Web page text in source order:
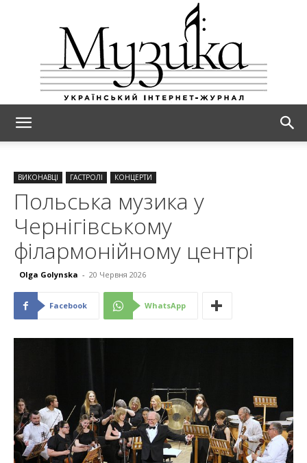
ВИКОНАВЦІ ГАСТРОЛІ КОНЦЕРТИ
Польська музика у
Чернігівському
філармонійному центрі
Olga Golynska - 20 Червня 2026
Facebook WhatsApp